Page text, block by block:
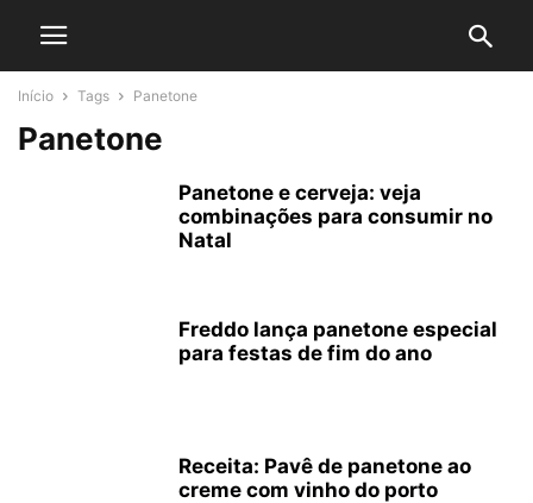
Início Tags Panetone
Panetone
Panetone e cerveja: veja
combinações para consumir no
Natal
Freddo lança panetone especial
para festas de fim do ano
Receita: Pavê de panetone ao
creme com vinho do porto